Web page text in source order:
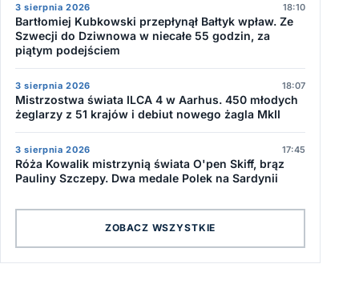
3 sierpnia 2026 18:10
Bartłomiej Kubkowski przepłynął Bałtyk wpław. Ze
Szwecji do Dziwnowa w niecałe 55 godzin, za
piątym podejściem
3 sierpnia 2026 18:07
Mistrzostwa świata ILCA 4 w Aarhus. 450 młodych
żeglarzy z 51 krajów i debiut nowego żagla MkII
3 sierpnia 2026 17:45
Róża Kowalik mistrzynią świata O'pen Skiff, brąz
Pauliny Szczepy. Dwa medale Polek na Sardynii
ZOBACZ WSZYSTKIE